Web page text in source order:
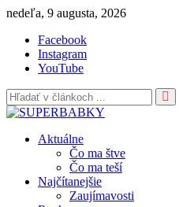
Skip
content
nedeľa, 9 augusta, 2026
Facebook
Instagram
YouTube
Aktuálne
Čo ma štve
Čo ma teší
Najčítanejšie
Zaujímavosti